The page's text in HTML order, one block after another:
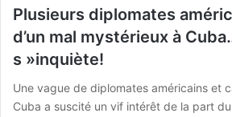
Plusieurs diplomates
d’un mal mystérieux à
s »inquiète!
Une vague de diplomates américains et
Cuba a suscité un vif intérêt de la part